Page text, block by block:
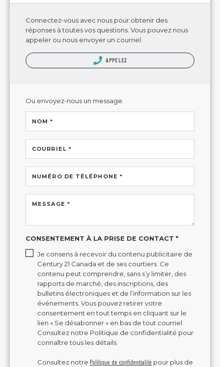
Connectez-vous avec nous pour obtenir des
réponses à toutes vos questions. Vous pouvez nous
appeler ou nous envoyer un courriel.
APPELEZ
Ou envoyez-nous un message.
NOM *
COURRIEL *
NUMÉRO DE TÉLÉPHONE *
MESSAGE *
CONSENTEMENT À LA PRISE DE CONTACT *
Je consens à recevoir du contenu publicitaire de
Century 21 Canada et de ses courtiers. Ce
contenu peut comprendre, sans s’y limiter, des
rapports de marché, des inscriptions, des
bulletins électroniques et de l’information sur les
événements. Vous pouvez retirer votre
consentement en tout temps en cliquant sur le
lien « Se désabonner » en bas de tout courriel.
Consultez notre Politique de confidentialité pour
connaître tous les détails.
Consultez notre Politique de confidentialité pour plus de